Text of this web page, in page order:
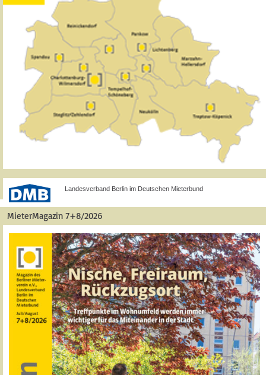
Landesverband Berlin im Deutschen Mieterbund
MieterMagazin 7+8/2026